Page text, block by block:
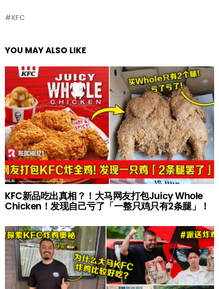
KFC
YOU MAY ALSO LIKE
KFC新品吃出真相？！大马网友打包Juicy Whole
Chicken！发现自己亏了「一整只鸡只有2条腿」！